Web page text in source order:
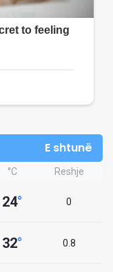
E shtunë
°C Reshje
24° 0
32° 0.8